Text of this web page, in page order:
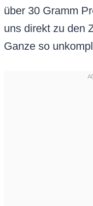
über 30 Gramm
uns direkt zu den
Ganze so